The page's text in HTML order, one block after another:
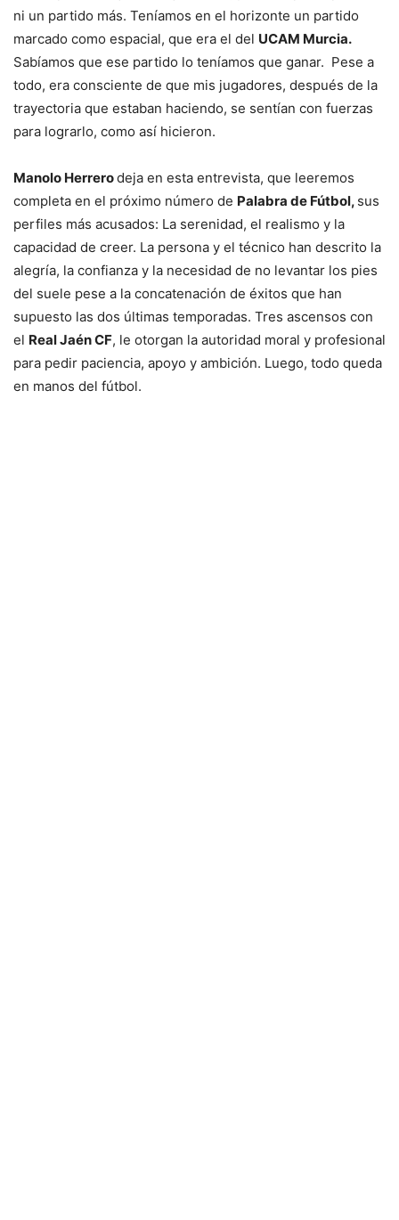
ni un partido más. Teníamos en el horizonte un partido
marcado como espacial, que era el del UCAM Murcia.
Sabíamos que ese partido lo teníamos que ganar. Pese a
todo, era consciente de que mis jugadores, después de la
trayectoria que estaban haciendo, se sentían con fuerzas
para lograrlo, como así hicieron.
Manolo Herrerodeja en esta entrevista, que leeremos
completa en el próximo número de Palabra de Fútbol, sus
perfiles más acusados: La serenidad, el realismo y la
capacidad de creer. La persona y el técnico han descrito la
alegría, la confianza y la necesidad de no levantar los pies
del suele pese a la concatenación de éxitos que han
supuesto las dos últimas temporadas. Tres ascensos con
el Real Jaén CF, le otorgan la autoridad moral y profesional
para pedir paciencia, apoyo y ambición. Luego, todo queda
en manos del fútbol.